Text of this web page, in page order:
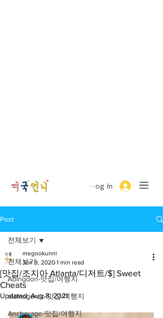
Log In
Post
전체보기
Abingdon-맛집/여행지
alamogordo-맛집/여행지
Anchorage-맛집/여행지
전체보기
[맛집/조지아 Atlanta/디저트/$] Sweet
Cheats
megookunni
Jun 9, 2020 1 min read
Updated:Aug 8, 2021